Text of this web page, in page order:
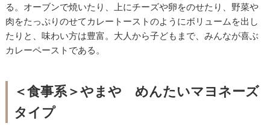
る。オーブンで焼いたり、上にチーズや卵をのせたり、野菜や
肉をたっぷりのせてカレートーストのようにボリュームを出し
たりと、味わい方は豊富。大人から子どもまで、みんなが喜ぶ
カレーペーストである。
＜食事系＞やまや めんたいマヨネーズ
タイプ